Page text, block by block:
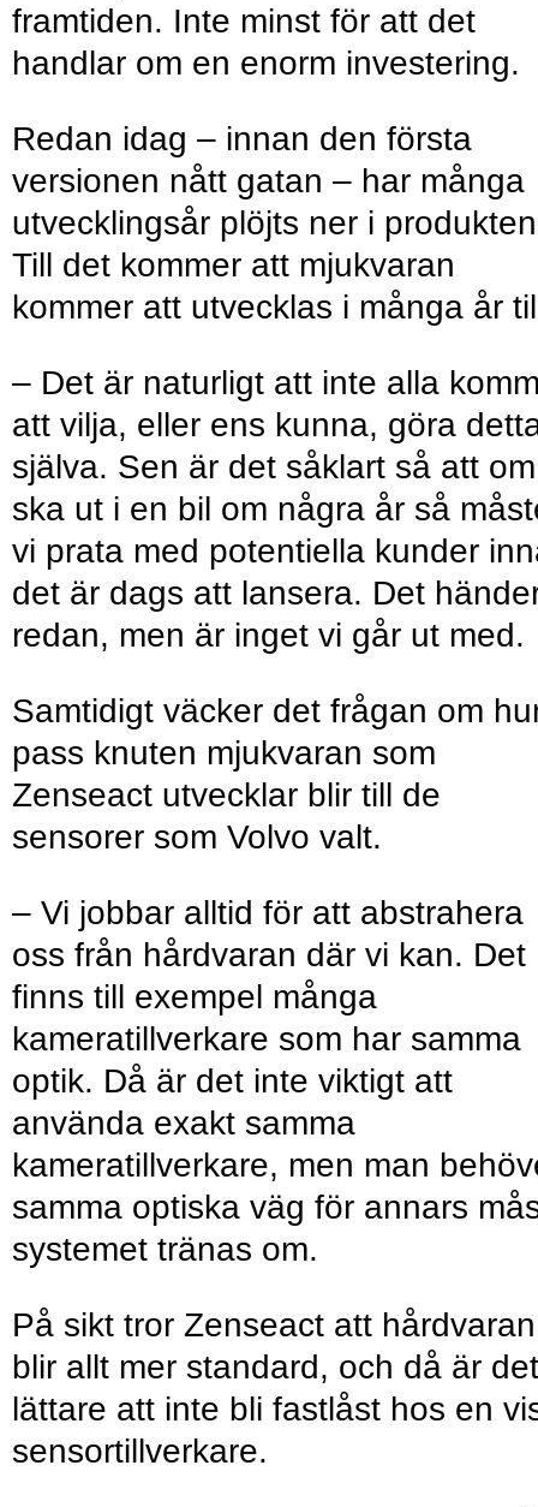
framtiden. Inte minst för att det
handlar om en enorm investering.
Redan idag – innan den första
versionen nått gatan – har många
utvecklingsår plöjts ner i
Till det kommer att mjukvaran
kommer att utvecklas i många år
– Det är naturligt att inte alla
att vilja, eller ens kunna, göra
själva. Sen är det såklart så att
ska ut i en bil om några år så
vi prata med potentiella kunder
det är dags att lansera. Det
redan, men är inget vi går ut
Samtidigt väcker det frågan om
pass knuten mjukvaran som
Zenseact utvecklar blir till de
sensorer som Volvo valt.
– Vi jobbar alltid för att abstrahera
oss från hårdvaran där vi kan. Det
finns till exempel många
kameratillverkare som har samma
optik. Då är det inte viktigt att
använda exakt samma
kameratillverkare, men man
samma optiska väg för annars
systemet tränas om.
På sikt tror Zenseact att hårdvaran
blir allt mer standard, och då är det
lättare att inte bli fastlåst hos en
sensortillverkare.